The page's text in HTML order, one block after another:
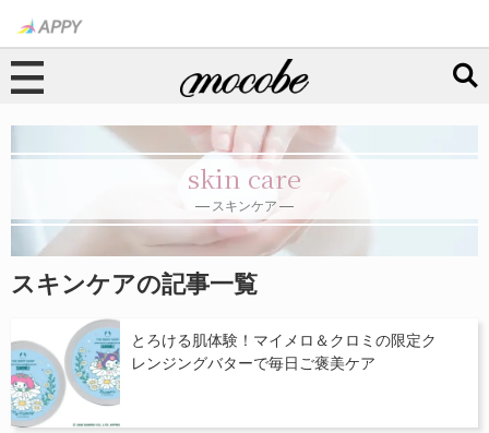
skin care
スキンケア
スキンケアの記事一覧
とろける肌体験！マイメロ＆クロミの限定ク
レンジングバターで毎日ご褒美ケア